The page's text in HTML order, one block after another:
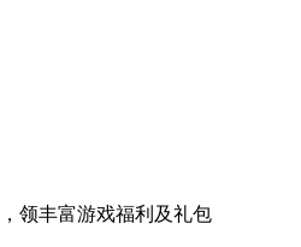
，领丰富游戏福利 及礼包